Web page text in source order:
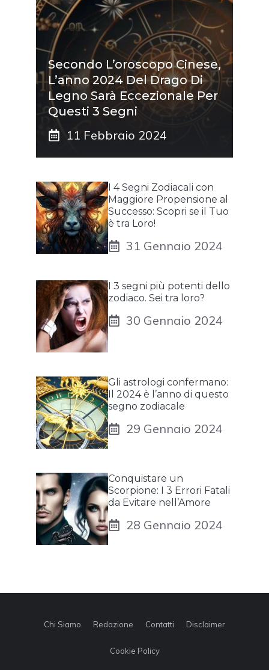
Secondo L’oroscopo Cinese,
L’anno 2024 Del Drago Di
Legno Sarà Eccezionale Per
Questi 3 Segni
11 Febbraio 2024
I 4 Segni Zodiacali con
Maggiore Propensione al
Successo: Scopri se il Tuo
è tra Loro!
31 Gennaio 2024
I 3 segni più potenti dello
zodiaco. Sei tra loro?
30 Gennaio 2024
Gli astrologi confermano:
Il 2024 è l’anno di questo
segno zodiacale
29 Gennaio 2024
Conquistare un
Scorpione: I 3 Errori Fatali
da Evitare nell’Amore
28 Gennaio 2024
Chi Siamo Redazione Contatti Disclaimer
Cookie Policy